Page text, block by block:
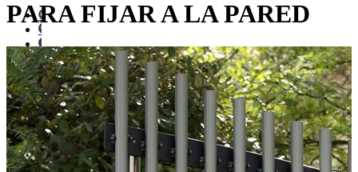
PARA FIJAR A LA PARED